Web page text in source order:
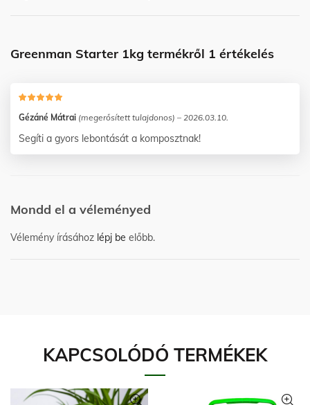
Greenman Starter 1kg termékről 1 értékelés
Gézáné Mátrai (megerősített tulajdonos) – 2026.03.10.
Segíti a gyors lebontását a komposztnak!
Mondd el a véleményed
Vélemény írásához lépj be előbb.
KAPCSOLÓDÓ TERMÉKEK